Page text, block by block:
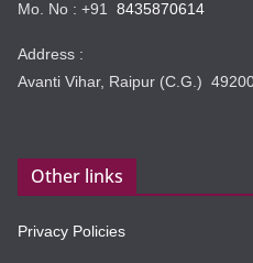
Mo. No : +91 8435870614
Address :
Avanti Vihar, Raipur (C.G.)
Other links
Privacy Policies